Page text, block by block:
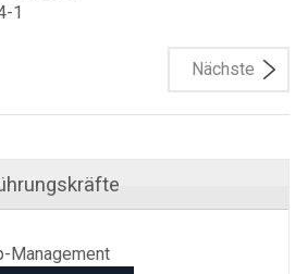
1
Nächste
Management